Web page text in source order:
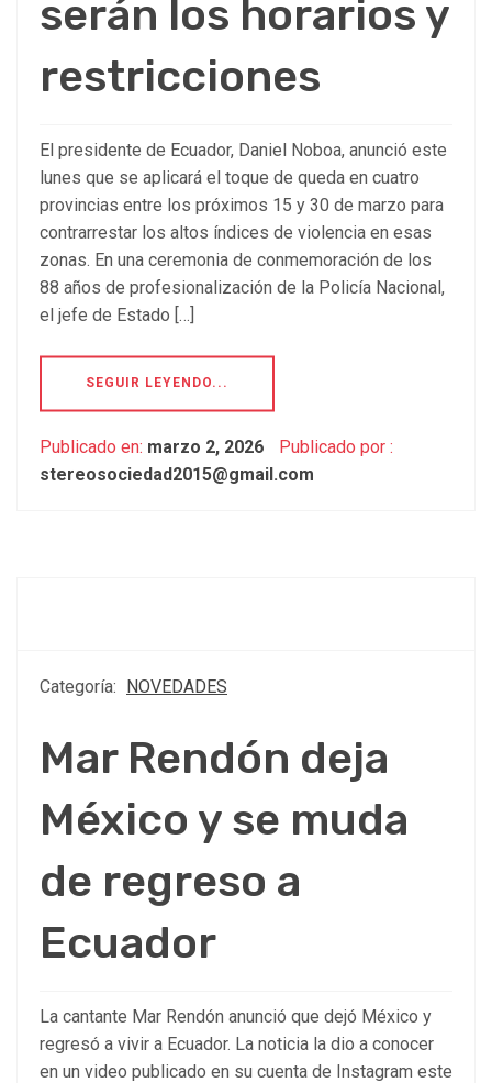
serán los horarios y
restricciones
El presidente de Ecuador, Daniel Noboa, anunció este
lunes que se aplicará el toque de queda en cuatro
provincias entre los próximos 15 y 30 de marzo para
contrarrestar los altos índices de violencia en esas
zonas. En una ceremonia de conmemoración de los
88 años de profesionalización de la Policía Nacional,
el jefe de Estado […]
SEGUIR LEYENDO...
Publicado en: marzo 2, 2026
Publicado por :
stereosociedad2015@gmail.com
Categoría: NOVEDADES
Mar Rendón deja
México y se muda
de regreso a
Ecuador
La cantante Mar Rendón anunció que dejó México y
regresó a vivir a Ecuador. La noticia la dio a conocer
en un video publicado en su cuenta de Instagram este